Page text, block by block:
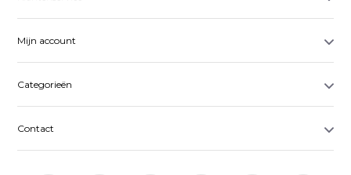
Mijn account
Categorieën
Contact